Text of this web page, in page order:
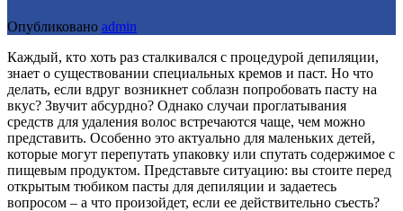
Опубликовано admin
Каждый, кто хоть раз сталкивался с процедурой депиляции,
знает о существовании специальных кремов и паст. Но что
делать, если вдруг возникнет соблазн попробовать пасту на
вкус? Звучит абсурдно? Однако случаи проглатывания
средств для удаления волос встречаются чаще, чем можно
представить. Особенно это актуально для маленьких детей,
которые могут перепутать упаковку или спутать содержимое с
пищевым продуктом. Представьте ситуацию: вы стоите перед
открытым тюбиком пасты для депиляции и задаетесь
вопросом – а что произойдет, если ее действительно съесть?